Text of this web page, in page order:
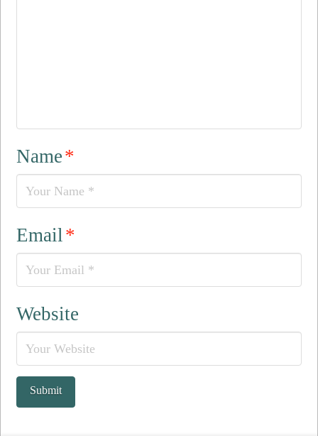
Name*
Email*
Website